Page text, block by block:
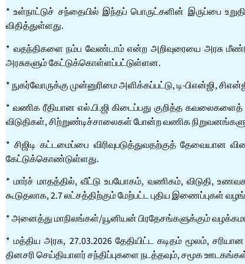
* உள்நாட்டுச் சந்தையில் இந்தப் பொருட்களின் இருப்பை
விதித்துள்ளது.
* வதந்திகளை நம்ப வேண்டாம் என்ற அறிவுரையை அரசு மீண்டும்
அரசுகளும் கேட்டுக்கொள்ளப்பட்டுள்ளன.
* நுகர்வோருக்கு முன்னுரிமை அளிக்கப்பட்டு, டி-பிஎன்ஜி,
* வணிக ரீதியான எல்.பி.ஜி கிடைப்பது குறித்த
விடுதிகள், சிற்றுண்டிச்சாலைகள் போன்ற வணிக
* சிஜிடி கட்டமைப்பை விரிவுபடுத்துவதற்குத் தேவையான
கேட்டுக்கொண்டுள்ளது.
* மார்ச் மாதத்தில், வீட்டு உபயோகம், வணிகம், விடுதி,
கூடுதலாக, 2.7 லட்சத்திற்கும் மேற்பட்ட புதிய இணைப்புகள்
* அனைத்து மாநிலங்கள்/யூனியன் பிரதேசங்களுக்கும்
* மத்திய அரசு, 27.03.2026 தேதியிட்ட கடிதம் மூலம்,
தினசரி செய்தியாளர் சந்திப்புகளை நடத்தவும், சமூக